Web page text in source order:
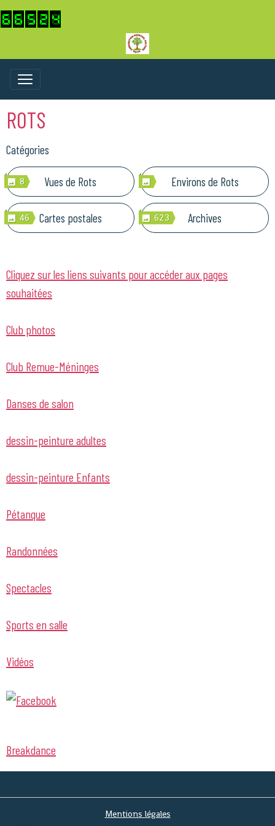
ROTS
Catégories
8 Vues de Rots Environs de Rots
46 Cartes postales 623 Archives
Cliquez sur les liens suivants pour accéder aux pages
souhaitées
Club photos
Club Remue-Méninges
Danses de salon
dessin-peinture adultes
dessin-peinture Enfants
Pétanque
Randonnées
Spectacles
Sports en salle
Vidéos
Breakdance
Mentions légales